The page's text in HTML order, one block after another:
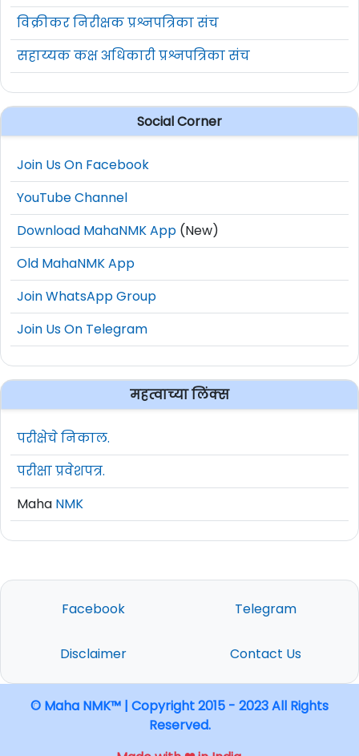
विक्रीकर निरीक्षक प्रश्नपत्रिका संच
सहाय्यक कक्ष अधिकारी प्रश्नपत्रिका संच
Social Corner
Join Us On Facebook
YouTube Channel
Download MahaNMK App (New)
Old MahaNMK App
Join WhatsApp Group
Join Us On Telegram
महत्वाच्या लिंक्स
परीक्षेचे निकाल.
परीक्षा प्रवेशपत्र.
Maha NMK
Facebook Telegram
Disclaimer Contact Us
© Maha NMK™ | Copyright 2015 - 2023 All Rights
Reserved.